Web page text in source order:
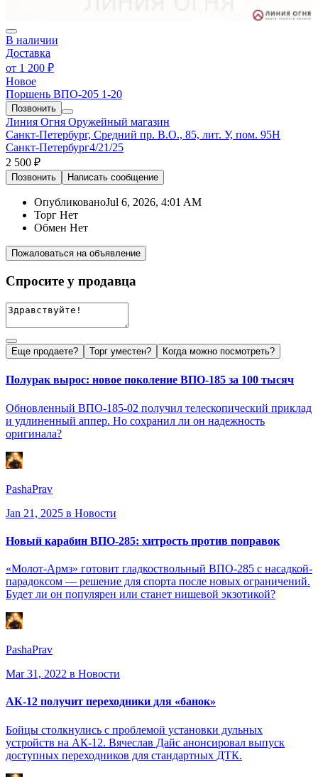
В наличии
Доставка
от 1 200 ₽
Новое
Поршень ВПО-205 1-20
Позвонить
Линия Огня Оружейный магазин
Санкт-Петербург, Средний пр. В.О., 85, лит. У, пом. 95Н
Санкт-Петербург4/21/25
2 500 ₽
Позвонить Написать сообщение
ОпубликованоJul 6, 2026, 4:01 AM
Торг Нет
Обмен Нет
Пожаловаться на объявление
Спросите у продавца
Еще продаете? Торг уместен? Когда можно посмотреть?
Полурак вырос: новое поколение ВПО-185 за 100 тысяч
Обновленный ВПО-185-02 получил телескопический приклад
и удлиненный аппер. Но сохранил ли он надежность
оригинала?
PashaPrav
Jan 21, 2025 в Новости
Новый карабин ВПО-285: хитрость против поправок
«Молот-Армз» готовит гладкоствольный ВПО-285 с насадкой-
парадоксом — решение для спорта после новых ограничений.
Будет ли он популярен или станет нишевой экзотикой?
PashaPrav
Mar 31, 2022 в Новости
АК-12 получит переходники для «банок»
Бойцы столкнулись с проблемой установки дульных
устройств на АК-12. Вячеслав Дайс анонсировал выпуск
доступных переходников для стандартных ДТК.